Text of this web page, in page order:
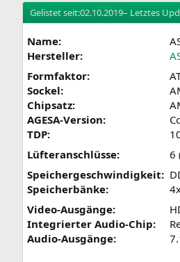
Gelistet seit:02.10.2019– Letztes
Name:
Hersteller:
Formfaktor:
Sockel:
Chipsatz:
AGESA-Version:
TDP:
Lüfteranschlüsse:
6
Speichergeschwindigkeit:
Speicherbänke:
Video-Ausgänge:
Integrierter Audio-Chip:
Audio-Ausgänge: